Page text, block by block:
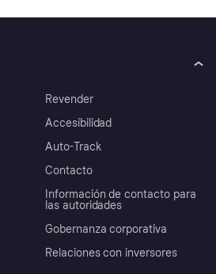
Revender
Accesibilidad
Auto-Track
Contacto
Información de contacto para
las autoridades
Gobernanza corporativa
Relaciones con inversores